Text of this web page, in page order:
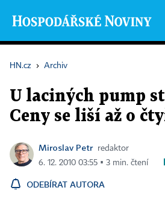
HN.cz › Archiv
U laciných pump
Ceny se liší až o
Miroslav Petr
redaktor
6. 12. 2010 03:55 ▪ 3 min. čtení
ODEBÍRAT AUTORA